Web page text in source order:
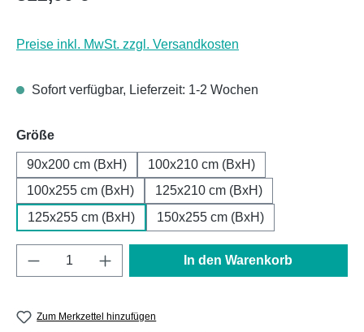
Preise inkl. MwSt. zzgl. Versandkosten
Sofort verfügbar, Lieferzeit: 1-2 Wochen
Größeauswählen
90x200 cm (BxH)
100x210 cm (BxH)
100x255 cm (BxH)
125x210 cm (BxH)
125x255 cm (BxH)
150x255 cm (BxH)
Produkt Anzahl: Gib den gewünschten
In den Warenkorb
Zum Merkzettel hinzufügen